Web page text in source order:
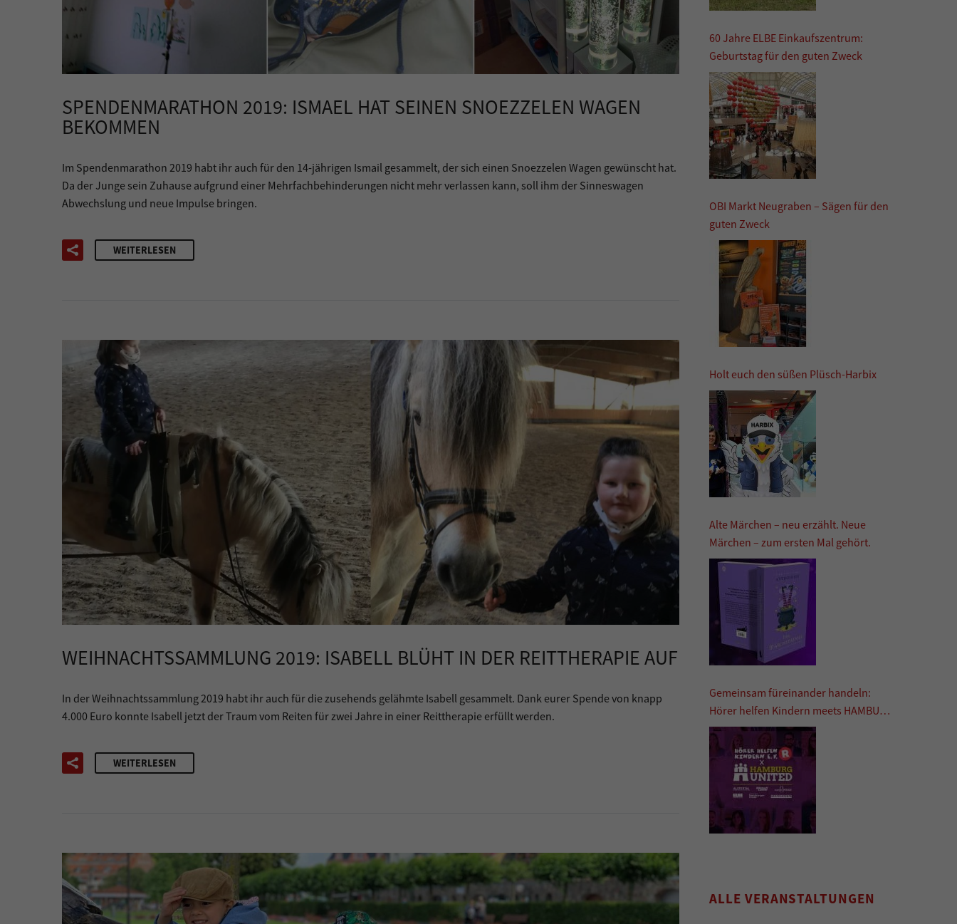
SPENDENMARATHON 2019: ISMAEL HAT SEINEN SNOEZZELEN WAGEN
BEKOMMEN
Im Spendenmarathon 2019 habt ihr auch für den 14-jährigen Ismail gesammelt, der sich einen Snoezzelen Wagen gewünscht hat.
Da der Junge sein Zuhause aufgrund einer Mehrfachbehinderungen nicht mehr verlassen kann, soll ihm der Sinneswagen
Abwechslung und neue Impulse bringen.
WEITERLESEN
WEIHNACHTSSAMMLUNG 2019: ISABELL BLÜHT IN DER REITTHERAPIE AUF
In der Weihnachtssammlung 2019 habt ihr auch für die zusehends gelähmte Isabell gesammelt. Dank eurer Spende von knapp
4.000 Euro konnte Isabell jetzt der Traum vom Reiten für zwei Jahre in einer Reittherapie erfüllt werden.
WEITERLESEN
60 Jahre ELBE Einkaufszentrum:
Geburtstag für den guten Zweck
OBI Markt Neugraben – Sägen für den
guten Zweck
Holt euch den süßen Plüsch-Harbix
Alte Märchen – neu erzählt. Neue
Märchen – zum ersten Mal gehört.
Gemeinsam füreinander handeln:
Hörer helfen Kindern meets HAMBURG
UNITED
ALLE VERANSTALTUNGEN